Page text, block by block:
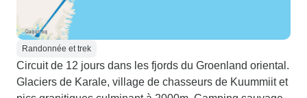
Randonnée et trek
Circuit de 12 jours dans les fjords du Groenland oriental.
Glaciers de Karale, village de chasseurs de Kuummiit et